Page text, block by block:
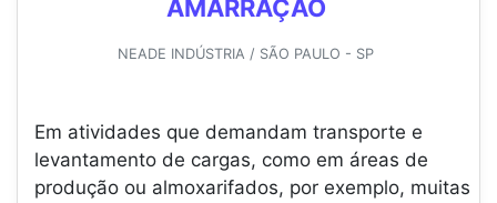
AMARRAÇÃO
NEADE INDÚSTRIA / SÃO PAULO - SP
Em atividades que demandam transporte e
levantamento de cargas, como em áreas de
produção ou almoxarifados, por exemplo, muitas